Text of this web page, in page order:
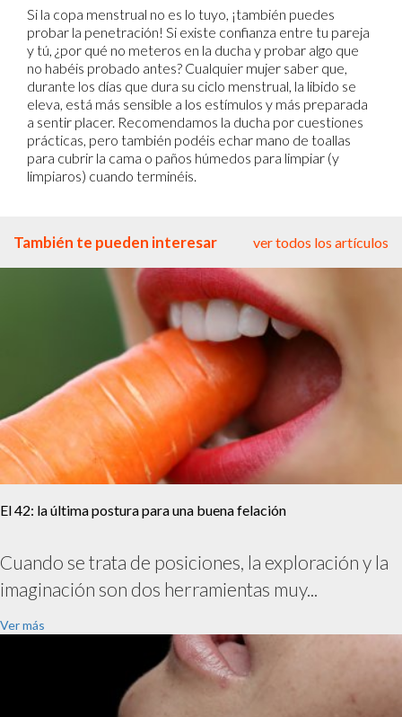
Si la copa menstrual no es lo tuyo, ¡también puedes
probar la penetración! Si existe confianza entre tu pareja
y tú, ¿por qué no meteros en la ducha y probar algo que
no habéis probado antes? Cualquier mujer saber que,
durante los días que dura su ciclo menstrual, la libido se
eleva, está más sensible a los estímulos y más preparada
a sentir placer. Recomendamos la ducha por cuestiones
prácticas, pero también podéis echar mano de toallas
para cubrir la cama o paños húmedos para limpiar (y
limpiaros) cuando terminéis.
También te pueden interesar ver todos los artículos
El 42: la última postura para una buena felación
Cuando se trata de posiciones, la exploración y la
imaginación son dos herramientas muy...
Ver más